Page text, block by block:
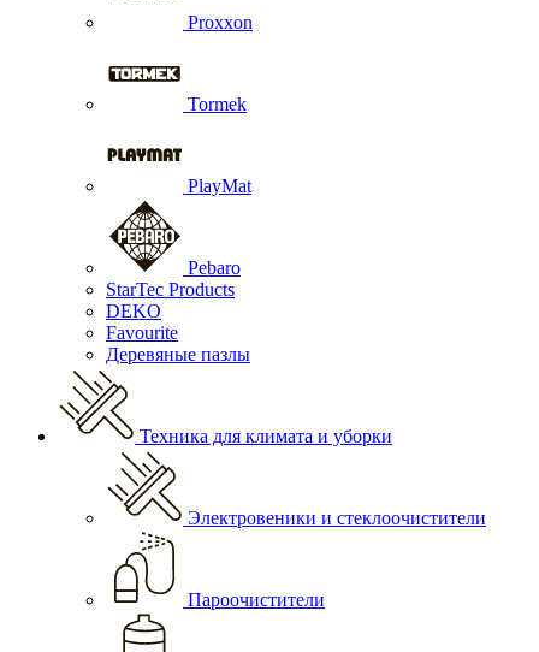
Proxxon
Tormek
PlayMat
Pebaro
StarTec Products
DEKO
Favourite
Деревяные пазлы
Техника для климата и уборки
Электровеники и стеклоочистители
Пароочистители